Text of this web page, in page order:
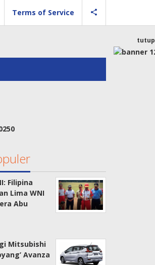
Terms of Service
tutup
Filipina
Lima WNI
Abu
Mitsubishi
Avanza